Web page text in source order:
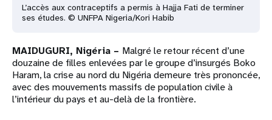
L’accès aux contraceptifs a permis à Hajja Fati de terminer
ses études. © UNFPA Nigeria/Kori Habib
MAIDUGURI, Nigéria – Malgré le retour récent d’une
douzaine de filles enlevées par le groupe d’insurgés Boko
Haram, la crise au nord du Nigéria demeure très prononcée,
avec des mouvements massifs de population civile à
l’intérieur du pays et au-delà de la frontière.